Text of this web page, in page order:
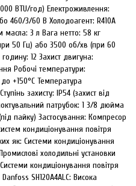
BTU/год) Електроживлення:
460/3/60 В Холодоагент: R410A
масла: 3 л Вага нетто: 58 кг
50 Гц) або 3500 об/хв (при 60
12 Захист двигуна:
Робочі температури:
+150°C Температура
захисту: IP54 (захист від
патрубок: 1 3/8 дюйма
пайку) Застосування: Компресор
кондиціонування повітря
як: Системи кондиціонування
холодильні установки
кондиціонування повітря
SH120A4ALC: Висока